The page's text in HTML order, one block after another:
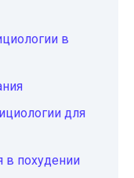
в
для
в похудении